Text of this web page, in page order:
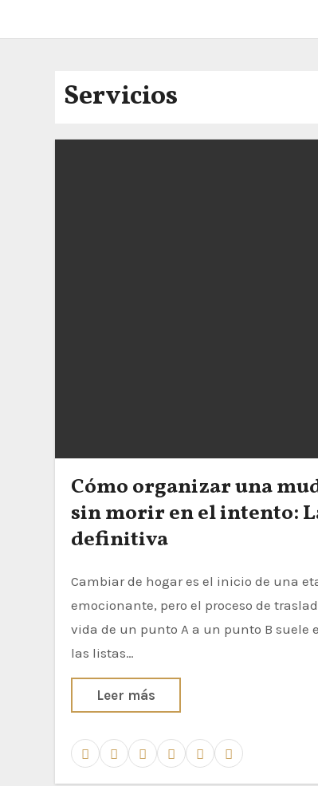
Servicios
Cómo organizar una
sin morir en el intento:
definitiva
Cambiar de hogar es el inicio de una etapa
emocionante, pero el proceso de
vida de un punto A a un punto B suele
las listas…
Leer más